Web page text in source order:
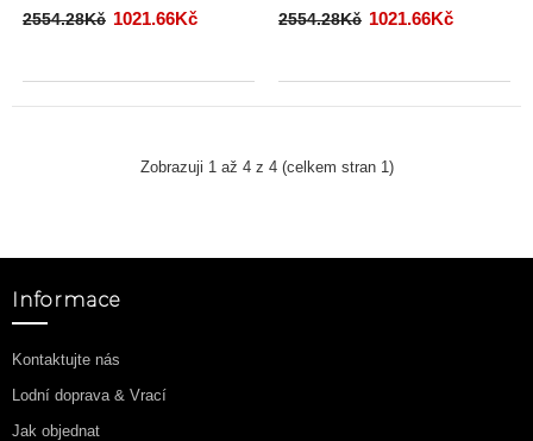
2554.28Kč 1021.66Kč 2554.28Kč 1021.66Kč
Zobrazuji 1 až 4 z 4 (celkem stran 1)
Informace
Kontaktujte nás
Lodní doprava & Vrací
Jak objednat